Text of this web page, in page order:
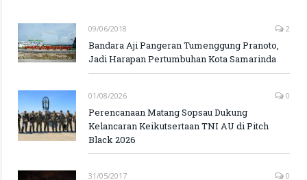
09/06/2018 2
Bandara Aji Pangeran Tumenggung Pranoto,
Jadi Harapan Pertumbuhan Kota Samarinda
01/08/2026 0
Perencanaan Matang Sopsau Dukung
Kelancaran Keikutsertaan TNI AU di Pitch
Black 2026
31/05/2017 0